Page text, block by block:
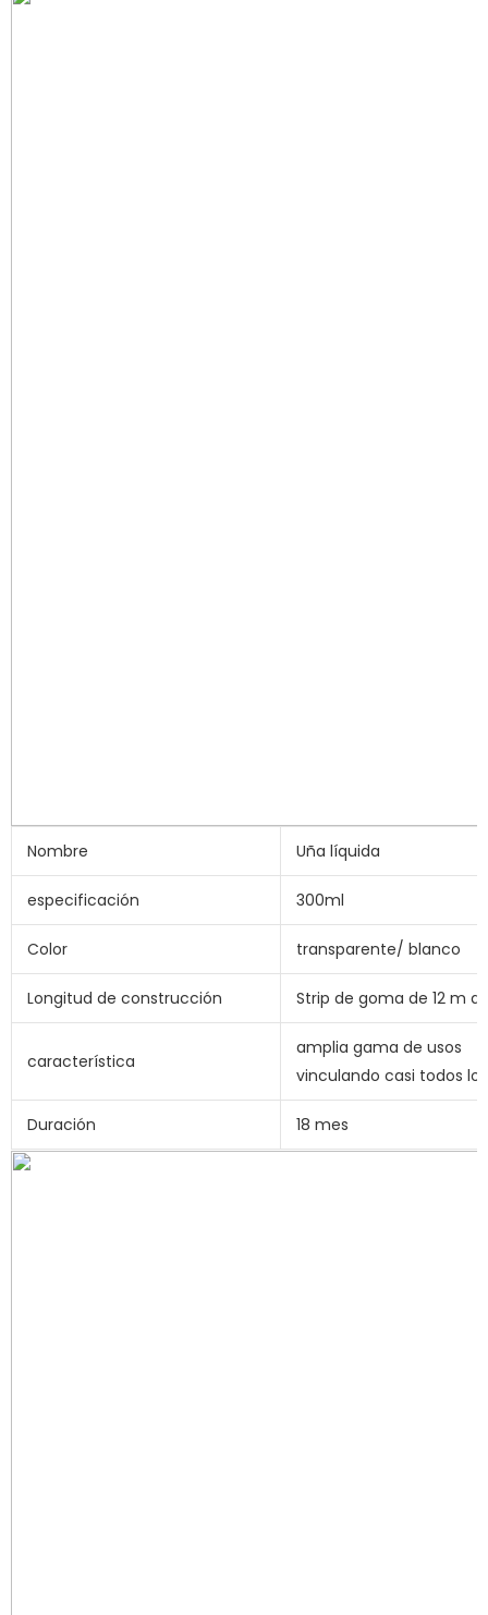
Nombre Uña líquida
especificación 300ml
Color transparente/ blanco
Longitud de construcción Strip de goma de 12 m
característica
amplia gama de usos
vinculando casi todos
Duración 18 mes